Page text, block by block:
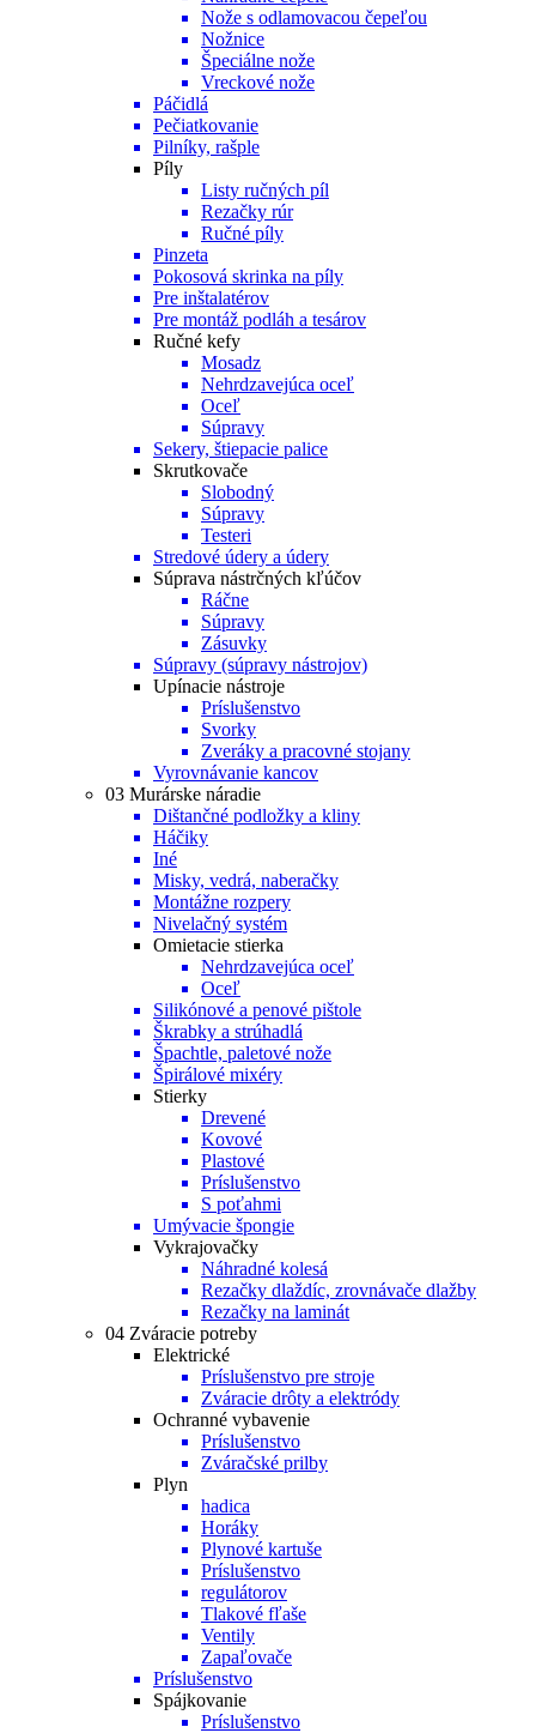
Nože s odlamovacou čepeľou
Nožnice
Špeciálne nože
Vreckové nože
Páčidlá
Pečiatkovanie
Pilníky, rašple
Píly
Listy ručných píl
Rezačky rúr
Ručné píly
Pinzeta
Pokosová skrinka na píly
Pre inštalatérov
Pre montáž podláh a tesárov
Ručné kefy
Mosadz
Nehrdzavejúca oceľ
Oceľ
Súpravy
Sekery, štiepacie palice
Skrutkovače
Slobodný
Súpravy
Testeri
Stredové údery a údery
Súprava nástrčných kľúčov
Ráčne
Súpravy
Zásuvky
Súpravy (súpravy nástrojov)
Upínacie nástroje
Príslušenstvo
Svorky
Zveráky a pracovné stojany
Vyrovnávanie kancov
03 Murárske náradie
Dištančné podložky a kliny
Háčiky
Iné
Misky, vedrá, naberačky
Montážne rozpery
Nivelačný systém
Omietacie stierka
Nehrdzavejúca oceľ
Oceľ
Silikónové a penové pištole
Škrabky a strúhadlá
Špachtle, paletové nože
Špirálové mixéry
Stierky
Drevené
Kovové
Plastové
Príslušenstvo
S poťahmi
Umývacie špongie
Vykrajovačky
Náhradné kolesá
Rezačky dlaždíc, zrovnávače dlažby
Rezačky na laminát
04 Zváracie potreby
Elektrické
Príslušenstvo pre stroje
Zváracie drôty a elektródy
Ochranné vybavenie
Príslušenstvo
Zváračské prilby
Plyn
hadica
Horáky
Plynové kartuše
Príslušenstvo
regulátorov
Tlakové fľaše
Ventily
Zapaľovače
Príslušenstvo
Spájkovanie
Príslušenstvo